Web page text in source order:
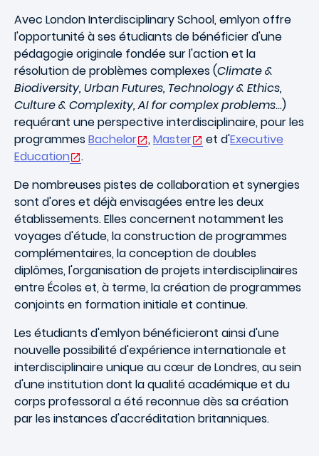
Avec London Interdisciplinary School, emlyon offre
l'opportunité à ses étudiants de bénéficier d'une
pédagogie originale fondée sur l'action et la
résolution de problèmes complexes (Climate &
Biodiversity, Urban Futures, Technology & Ethics,
Culture & Complexity, AI for complex problems...)
requérant une perspective interdisciplinaire, pour les
programmesBachelor ,Master et d'Executive
Education
.
De nombreuses pistes de collaboration et synergies
sont d'ores et déjà envisagées entre les deux
établissements. Elles concernent notamment les
voyages d'étude, la construction de programmes
complémentaires, la conception de doubles
diplômes, l'organisation de projets interdisciplinaires
entre Écoles et, à terme, la création de programmes
conjoints en formation initiale et continue.
Les étudiants d'emlyon bénéficieront ainsi d'une
nouvelle possibilité d'expérience internationale et
interdisciplinaire unique au cœur de Londres, au sein
d'une institution dont la qualité académique et du
corps professoral a été reconnue dès sa création
par les instances d'accréditation britanniques.